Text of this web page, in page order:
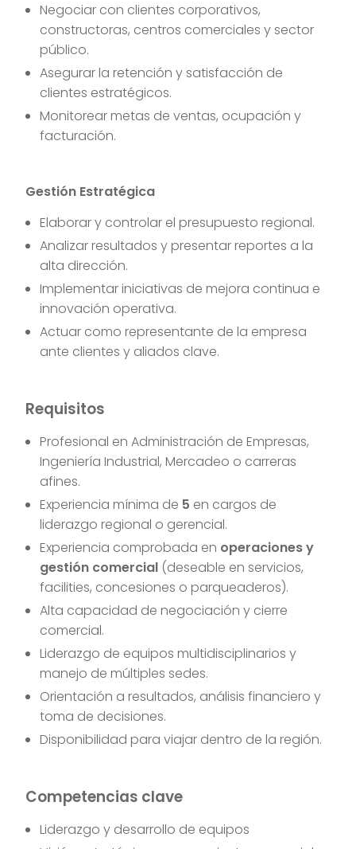
Negociar con clientes corporativos,
constructoras, centros comerciales y sector
público.
Asegurar la retención y satisfacción de
clientes estratégicos.
Monitorear metas de ventas, ocupación y
facturación.
Gestión Estratégica
Elaborar y controlar el presupuesto regional.
Analizar resultados y presentar reportes a la
alta dirección.
Implementar iniciativas de mejora continua e
innovación operativa.
Actuar como representante de la empresa
ante clientes y aliados clave.
Requisitos
Profesional en Administración de Empresas,
Ingeniería Industrial, Mercadeo o carreras
afines.
Experiencia mínima de 5 en cargos de
liderazgo regional o gerencial.
Experiencia comprobada en operaciones y
gestión comercial (deseable en servicios,
facilities, concesiones o parqueaderos).
Alta capacidad de negociación y cierre
comercial.
Liderazgo de equipos multidisciplinarios y
manejo de múltiples sedes.
Orientación a resultados, análisis financiero y
toma de decisiones.
Disponibilidad para viajar dentro de la región.
Competencias clave
Liderazgo y desarrollo de equipos